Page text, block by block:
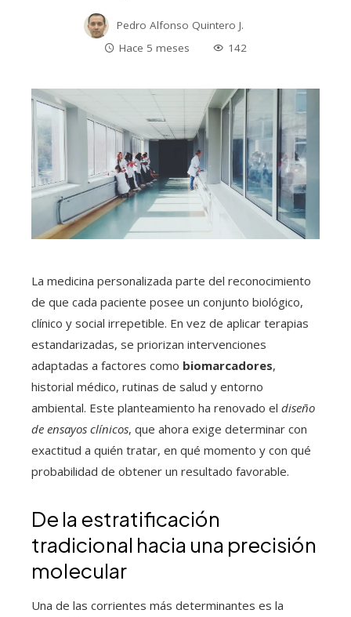
Pedro Alfonso Quintero J.
Hace 5 meses
142
La medicina personalizada parte del reconocimiento
de que cada paciente posee un conjunto biológico,
clínico y social irrepetible. En vez de aplicar terapias
estandarizadas, se priorizan intervenciones
adaptadas a factores como biomarcadores,
historial médico, rutinas de salud y entorno
ambiental. Este planteamiento ha renovado el diseño
de ensayos clínicos, que ahora exige determinar con
exactitud a quién tratar, en qué momento y con qué
probabilidad de obtener un resultado favorable.
De la estratificación
tradicional hacia una precisión
molecular
Una de las corrientes más determinantes es la